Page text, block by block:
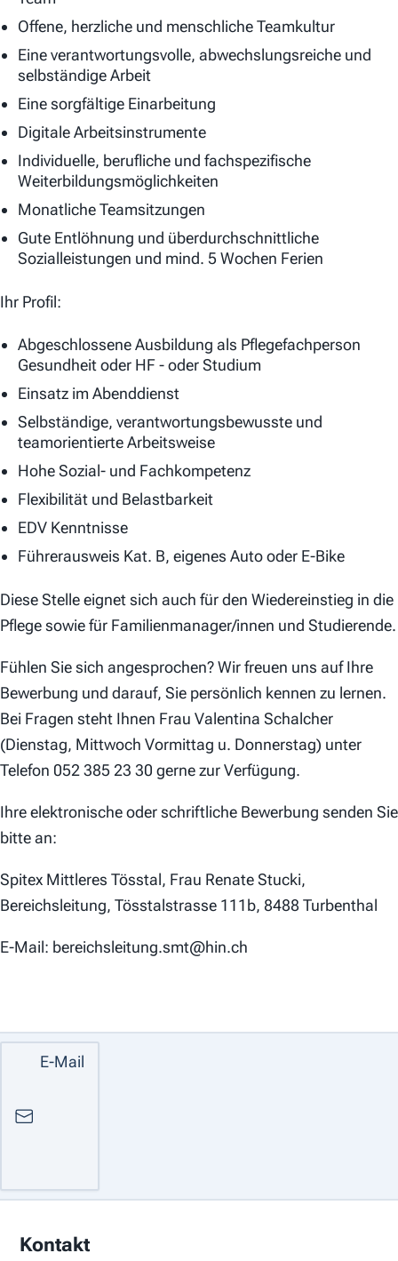
Offene, herzliche und menschliche Teamkultur
Eine verantwortungsvolle, abwechslungsreiche und
selbständige Arbeit
Eine sorgfältige Einarbeitung
Digitale Arbeitsinstrumente
Individuelle, berufliche und fachspezifische
Weiterbildungsmöglichkeiten
Monatliche Teamsitzungen
Gute Entlöhnung und überdurchschnittliche
Sozialleistungen und mind. 5 Wochen Ferien
Ihr Profil:
Abgeschlossene Ausbildung als Pflegefachperson
Gesundheit oder HF - oder Studium
Einsatz im Abenddienst
Selbständige, verantwortungsbewusste und
teamorientierte Arbeitsweise
Hohe Sozial- und Fachkompetenz
Flexibilität und Belastbarkeit
EDV Kenntnisse
Führerausweis Kat. B, eigenes Auto oder E-Bike
Diese Stelle eignet sich auch für den Wiedereinstieg in die
Pflege sowie für Familienmanager/innen und Studierende.
Fühlen Sie sich angesprochen? Wir freuen uns auf Ihre
Bewerbung und darauf, Sie persönlich kennen zu lernen.
Bei Fragen steht Ihnen Frau Valentina Schalcher
(Dienstag, Mittwoch Vormittag u. Donnerstag) unter
Telefon 052 385 23 30 gerne zur Verfügung.
Ihre elektronische oder schriftliche Bewerbung senden Sie
bitte an:
Spitex Mittleres Tösstal, Frau Renate Stucki,
Bereichsleitung, Tösstalstrasse 111b, 8488 Turbenthal
E-Mail: bereichsleitung.smt@hin.ch
E-Mail
Kontakt